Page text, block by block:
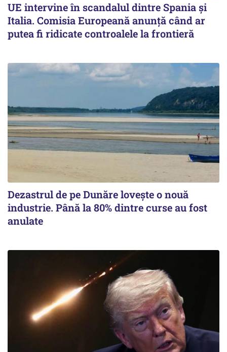
UE intervine în scandalul dintre Spania și
Italia. Comisia Europeană anunță când ar
putea fi ridicate controalele la frontieră
Dezastrul de pe Dunăre lovește o nouă
industrie. Până la 80% dintre curse au fost
anulate